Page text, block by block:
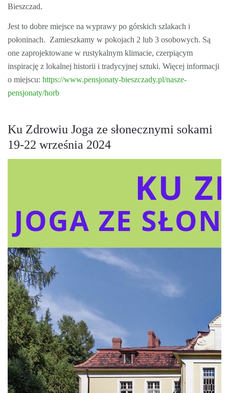
Bieszczad.
Jest to dobre miejsce na wyprawy po górskich szlakach i
połoninach. Zamieszkamy w pokojach 2 lub 3 osobowych. Są
one zaprojektowane w rustykalnym klimacie, czerpiącym
inspirację z lokalnej historii i tradycyjnej sztuki. Więcej informacji
o miejscu: https://www.pensjonaty-bieszczady.pl/nasze-
pensjonaty/horb
Ku Zdrowiu Joga ze słonecznymi sokami
19-22 września 2024